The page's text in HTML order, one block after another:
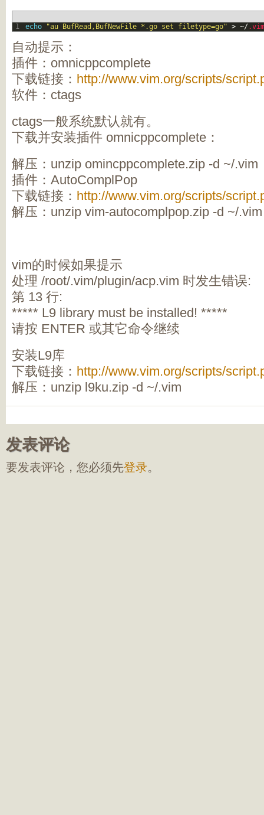
1 echo "au BufRead,BufNewFile *.go set filetype=go" > ~/.vim
自动提示：
插件：omnicppcomplete
下载链接： http://www.vim.org/scripts/
软件：ctags
ctags一般系统默认就有。
下载并安装插件 omnicppcomplete：
解压：unzip omincppcomplete.zip -d ~/.vim
插件：AutoComplPop
下载链接： http://www.vim.org/scripts/
解压：unzip vim-autocomplpop.zip -d ~/.vim
vim的时候如果提示
处理 /root/.vim/plugin/acp.vim 时发生错误:
第 13 行:
***** L9 library must be installed! *****
请按 ENTER 或其它命令继续
安装L9库
下载链接： http://www.vim.org/scripts/
解压：unzip l9ku.zip -d ~/.vim
发表评论
要发表评论，您必须先登录。